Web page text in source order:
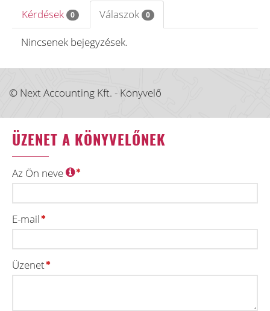
Kérdések 0 Válaszok 0
Nincsenek bejegyzések.
© Next Accounting Kft. - Könyvelő
ÜZENET A KÖNYVELŐNEK
Az Ön neve
E-mail
Üzenet